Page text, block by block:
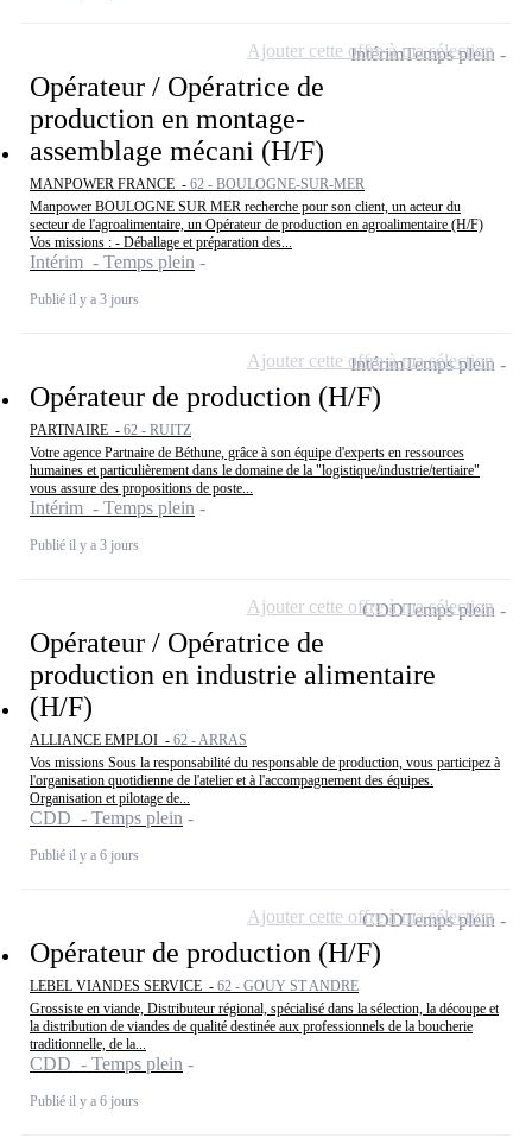
Opérateur / Opératrice de
production en montage-
assemblage mécani (H/F)
MANPOWER FRANCE - 62 - BOULOGNE-SUR-MER
Manpower BOULOGNE SUR MER recherche pour son client, un acteur du
secteur de l'agroalimentaire, un Opérateur de production en agroalimentaire (H/F)
Vos missions : - Déballage et préparation des...
Intérim - Temps plein
Publié il y a 3 jours
IntérimTemps plein
Ajouter cette offre à ma sélection
Opérateur de production (H/F)
PARTNAIRE - 62 - RUITZ
Votre agence Partnaire de Béthune, grâce à son équipe d'experts en ressources
humaines et particulièrement dans le domaine de la "logistique/industrie/tertiaire"
vous assure des propositions de poste...
Intérim - Temps plein
Publié il y a 3 jours
IntérimTemps plein
Ajouter cette offre à ma sélection
Opérateur / Opératrice de
production en industrie alimentaire
(H/F)
ALLIANCE EMPLOI - 62 - ARRAS
Vos missions Sous la responsabilité du responsable de production, vous participez à
l'organisation quotidienne de l'atelier et à l'accompagnement des équipes.
Organisation et pilotage de...
CDD - Temps plein
Publié il y a 6 jours
CDDTemps plein
Ajouter cette offre à ma sélection
Opérateur de production (H/F)
LEBEL VIANDES SERVICE - 62 - GOUY ST ANDRE
Grossiste en viande, Distributeur régional, spécialisé dans la sélection, la découpe et
la distribution de viandes de qualité destinée aux professionnels de la boucherie
traditionnelle, de la...
CDD - Temps plein
Publié il y a 6 jours
CDDTemps plein
Ajouter cette offre à ma sélection